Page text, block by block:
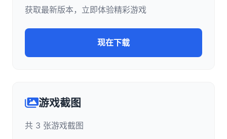
获取最新版本，立即体验精彩游戏
现在下载
游戏截图
共 3 张游戏截图